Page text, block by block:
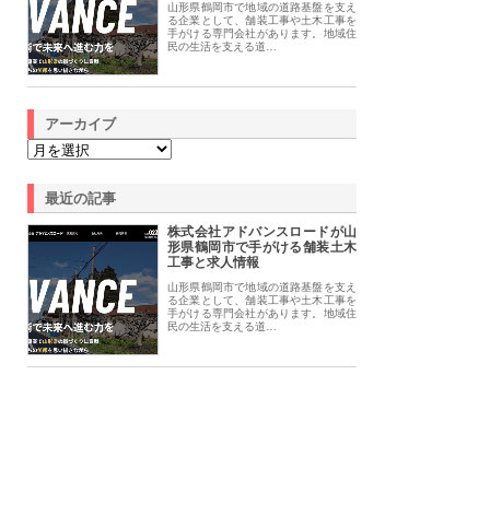
山形県鶴岡市で地域の道路基盤を支え
る企業として、舗装工事や土木工事を
手がける専門会社があります。地域住
民の生活を支える道…
アーカイブ
最近の記事
株式会社アドバンスロードが山
形県鶴岡市で手がける舗装土木
工事と求人情報
山形県鶴岡市で地域の道路基盤を支え
る企業として、舗装工事や土木工事を
手がける専門会社があります。地域住
民の生活を支える道…